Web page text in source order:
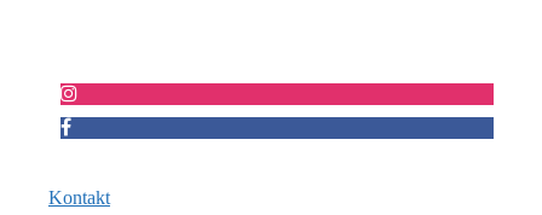
Kontakt